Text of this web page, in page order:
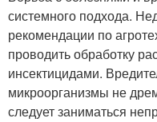
системного подхода.
рекомендации по
проводить обработку
инсектицидами.
микроорганизмы не
следует заниматься